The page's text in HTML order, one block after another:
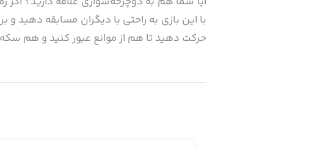
با این بازی به راحتی با دیگران مسابقه دهید
حرکت دهید تا هم از موانع عبور کنید و هم